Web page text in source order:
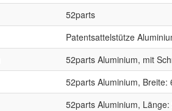
52parts
Patentsattelstütze
52parts Aluminium, mit
52parts Aluminium,
52parts Aluminium, Länge: